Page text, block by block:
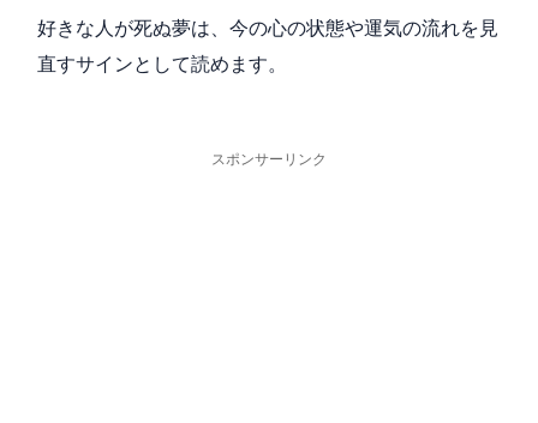
好きな人が死ぬ夢は、今の心の状態や運気の流れを見
直すサインとして読めます。
スポンサーリンク